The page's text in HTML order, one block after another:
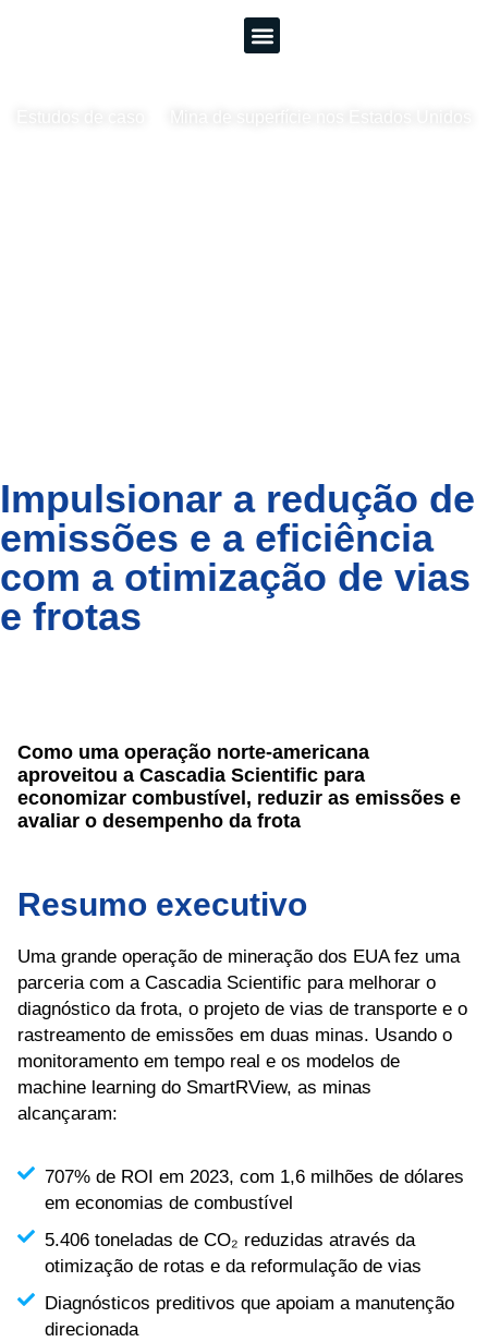
Mina de superfície
Impulsionar a redução de
emissões e a eficiência
com a otimização de vias
e frotas
Como uma operação norte-americana
aproveitou a Cascadia Scientific para
economizar combustível, reduzir as emissões e
avaliar o desempenho da frota
Resumo executivo
Uma grande operação de mineração dos EUA fez uma
parceria com a Cascadia Scientific para melhorar o
diagnóstico da frota, o projeto de vias de transporte e o
rastreamento de emissões em duas minas. Usando o
monitoramento em tempo real e os modelos de
machine learning do SmartRView, as minas
alcançaram:
707% de ROI em 2023, com 1,6 milhões de dólares
em economias de combustível
5.406 toneladas de CO₂ reduzidas através da
otimização de rotas e da reformulação de vias
Diagnósticos preditivos que apoiam a manutenção
direcionada